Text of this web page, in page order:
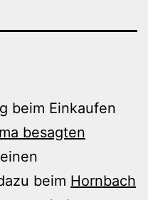
beim Einkaufen
besagten
beim Hornbach